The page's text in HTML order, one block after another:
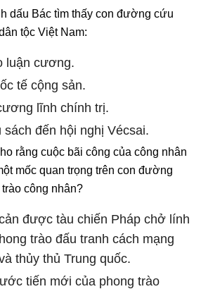
dấu Bác tìm thấy con đường cứu
tộc Việt Nam:
luận cương.
tế cộng sản.
lĩnh chính trị.
đến hội nghị Vécsai.
rằng cuộc bãi công của công nhân
mốc quan trọng trên con đường
công nhân?
được tàu chiến Pháp chở lính
trào đấu tranh cách mạng
thủy thủ Trung quốc.
tiến mới của phong trào